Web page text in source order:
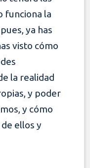
funciona la
ya has
visto cómo
la realidad
y poder
y cómo
ellos y